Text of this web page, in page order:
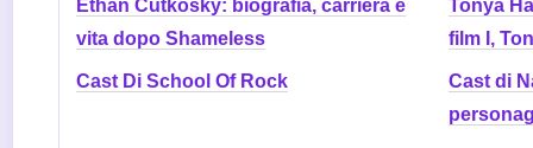
Ethan Cutkosky: biografia, carriera e
vita dopo Shameless
Tonya
film I,
Cast Di School Of Rock
Cast di